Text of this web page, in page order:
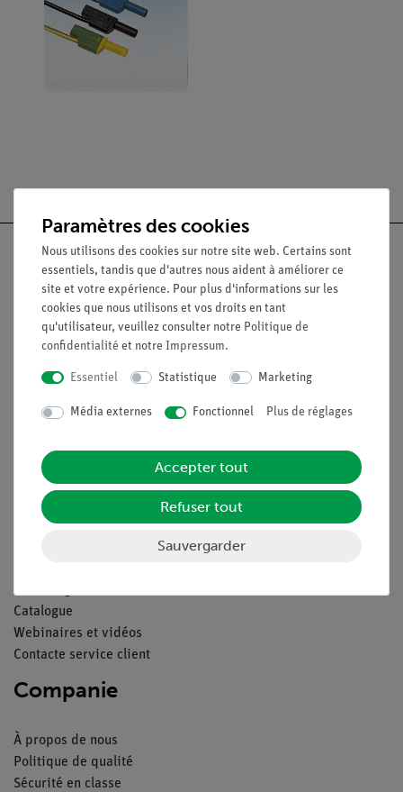
Nach oben
Légal
Contact
Déclaration de confidentialité
Mentions légales
Service
Catalogue
Webinaires et vidéos
Contacte service client
Companie
À propos de nous
Politique de qualité
Sécurité en classe
Paramètres des cookies
Nous utilisons des cookies sur notre site web. Certains sont
essentiels, tandis que d'autres nous aident à améliorer ce
site et votre expérience. Pour plus d'informations sur les
cookies que nous utilisons et vos droits en tant
qu'utilisateur, veuillez consulter notre Politique de
confidentialité et notre Impressum.
Essentiel Statistique Marketing
Média externes Fonctionnel Plus de réglages
Accepter tout
Refuser tout
Sauvergarder